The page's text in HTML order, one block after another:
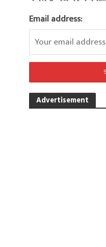
Email address:
Advertisement